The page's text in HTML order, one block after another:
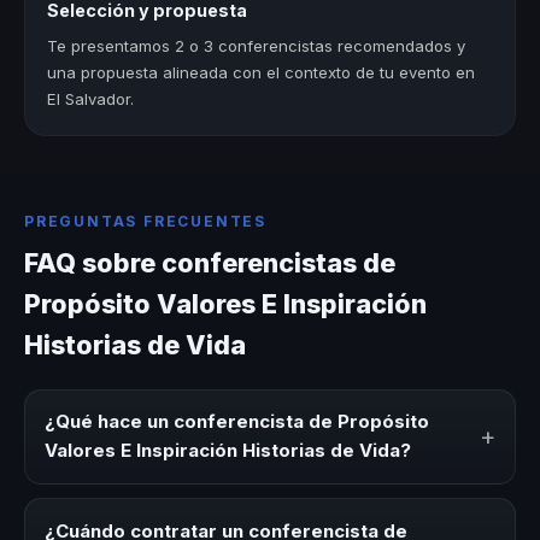
Selección y propuesta
Te presentamos 2 o 3 conferencistas recomendados y
una propuesta alineada con el contexto de tu evento en
El Salvador.
PREGUNTAS FRECUENTES
FAQ sobre conferencistas de
Propósito Valores E Inspiración
Historias de Vida
¿Qué hace un conferencista de Propósito
Valores E Inspiración Historias de Vida?
+
Historias de Vida es un experto que comparte
¿Cuándo contratar un conferencista de